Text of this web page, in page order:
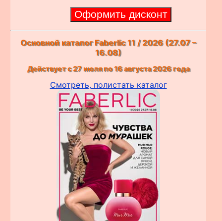
Основной каталог Faberlic 11 / 2026 (27.07 –
16.08)
Действует с 27 июля по 16 августа 2026 года
Смотреть, полистать каталог